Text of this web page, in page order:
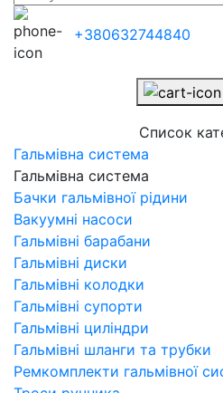
+380632744840
Список
Гальмівна система
Гальмівна система
Бачки гальмівної рідини
Вакуумні насоси
Гальмівні барабани
Гальмівні диски
Гальмівні колодки
Гальмівні супорти
Гальмівні циліндри
Гальмівні шланги та трубки
Ремкомплекти гальмівної